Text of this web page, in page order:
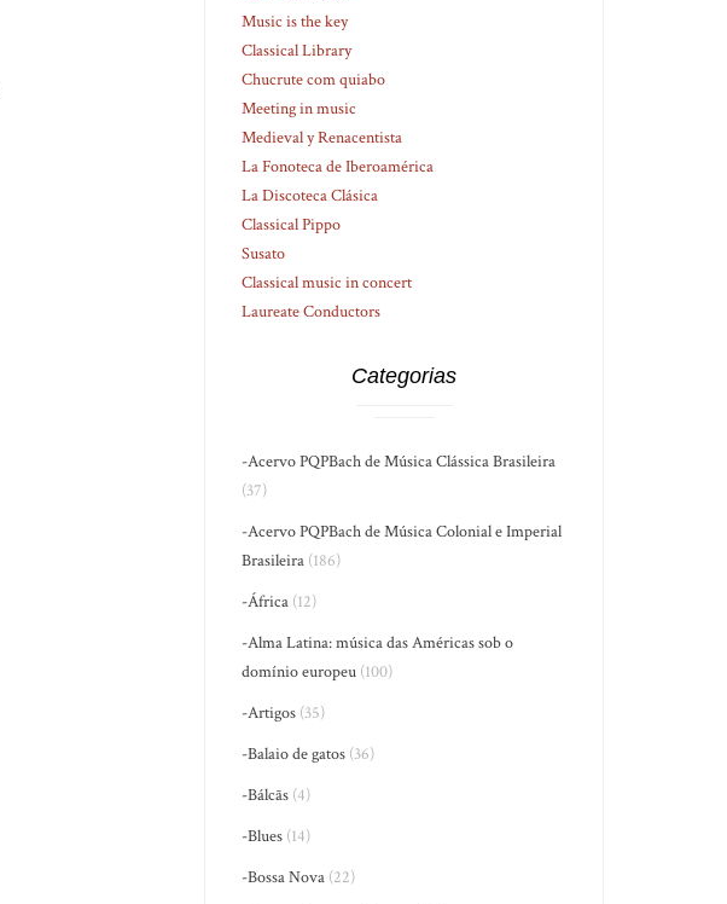
Music is the key
Classical Library
Chucrute com quiabo
Meeting in music
Medieval y Renacentista
La Fonoteca de Iberoamérica
La Discoteca Clásica
Classical Pippo
Susato
Classical music in concert
Laureate Conductors
Categorias
-Acervo PQPBach de Música Clássica Brasileira
(37)
-Acervo PQPBach de Música Colonial e Imperial
Brasileira (186)
-África (12)
-Alma Latina: música das Américas sob o
domínio europeu (100)
-Artigos (35)
-Balaio de gatos (36)
-Bálcãs (4)
-Blues (14)
-Bossa Nova (22)